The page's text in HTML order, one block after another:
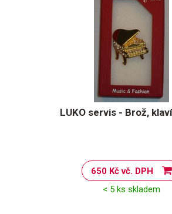
LUKO servis - Brož,
650 Kč vč. DPH
< 5 ks skladem